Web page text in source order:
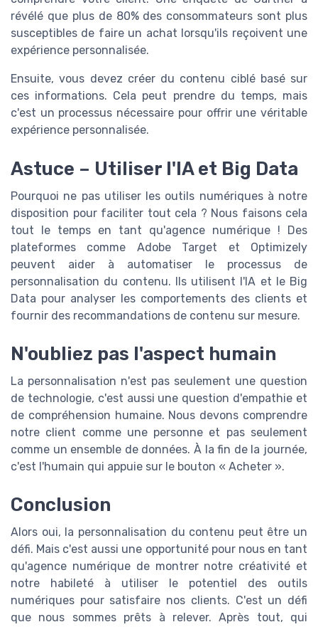
révélé que plus de 80% des consommateurs sont plus
susceptibles de faire un achat lorsqu'ils reçoivent une
expérience personnalisée.
Ensuite, vous devez créer du contenu ciblé basé sur
ces informations. Cela peut prendre du temps, mais
c'est un processus nécessaire pour offrir une véritable
expérience personnalisée.
Astuce – Utiliser l'IA et Big Data
Pourquoi ne pas utiliser les outils numériques à notre
disposition pour faciliter tout cela ? Nous faisons cela
tout le temps en tant qu'agence numérique ! Des
plateformes comme Adobe Target et Optimizely
peuvent aider à automatiser le processus de
personnalisation du contenu. Ils utilisent l'IA et le Big
Data pour analyser les comportements des clients et
fournir des recommandations de contenu sur mesure.
N'oubliez pas l'aspect humain
La personnalisation n'est pas seulement une question
de technologie, c'est aussi une question d'empathie et
de compréhension humaine. Nous devons comprendre
notre client comme une personne et pas seulement
comme un ensemble de données. À la fin de la journée,
c'est l'humain qui appuie sur le bouton « Acheter ».
Conclusion
Alors oui, la personnalisation du contenu peut être un
défi. Mais c'est aussi une opportunité pour nous en tant
qu'agence numérique de montrer notre créativité et
notre habileté à utiliser le potentiel des outils
numériques pour satisfaire nos clients. C'est un défi
que nous sommes prêts à relever. Après tout, qui